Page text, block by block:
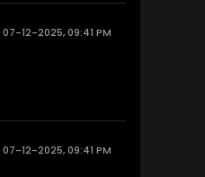
07-12-2025, 09:41 PM
07-12-2025, 09:41 PM